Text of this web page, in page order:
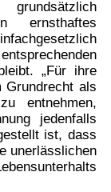
grundsätzlich
„Für ihre
Grundrecht als
entnehmen,
jedenfalls
ist, dass
unerlässlichen